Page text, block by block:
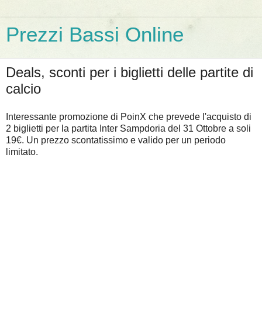
Prezzi Bassi Online
Deals, sconti per i biglietti delle partite di
calcio
Interessante promozione di PoinX che prevede l'acquisto di
2 biglietti per la partita Inter Sampdoria del 31 Ottobre a soli
19€. Un prezzo scontatissimo e valido per un periodo
limitato.